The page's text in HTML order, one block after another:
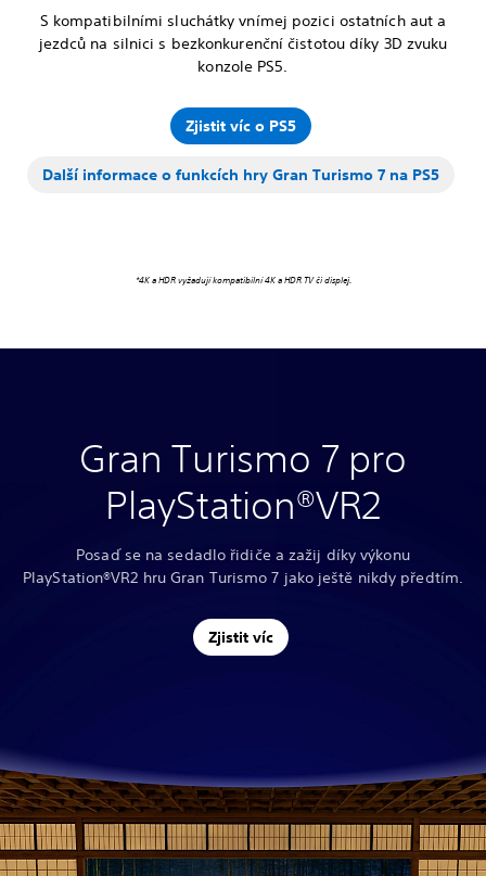
S kompatibilními sluchátky vnímej pozici ostatních aut a
jezdců na silnici s bezkonkurenční čistotou díky 3D zvuku
konzole PS5.
Zjistit víc o PS5
Další informace o funkcích hry Gran Turismo 7 na PS5
*4K a HDR vyžadují kompatibilní 4K a HDR TV či displej.
Gran Turismo 7 pro
PlayStation®VR2
Posaď se na sedadlo řidiče a zažij díky výkonu
PlayStation®VR2 hru Gran Turismo 7 jako ještě nikdy předtím.
Zjistit víc